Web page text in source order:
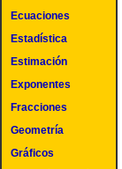
Ecuaciones
Estadística
Estimación
Exponentes
Fracciones
Geometría
Gráficos